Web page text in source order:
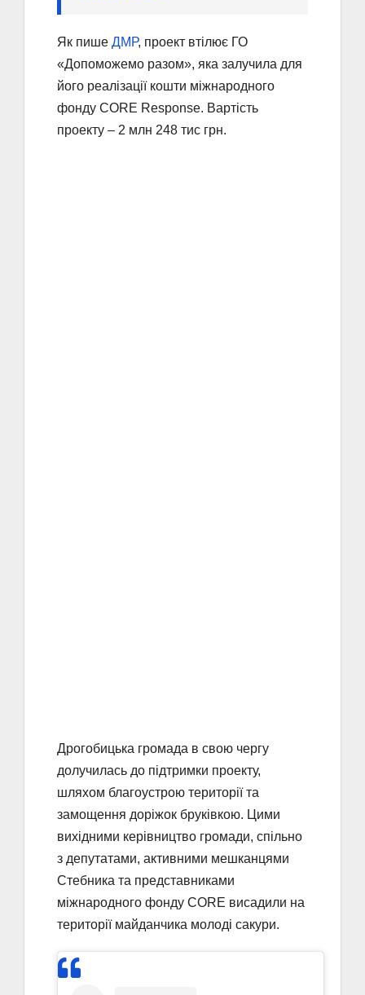
Як пише ДМР, проект втілює ГО
«Допоможемо разом», яка залучила для
його реалізації кошти міжнародного
фонду CORE Response. Вартість
проекту – 2 млн 248 тис грн.
Дрогобицька громада в свою чергу
долучилась до підтримки проекту,
шляхом благоустрою території та
замощення доріжок бруківкою. Цими
вихідними керівництво громади, спільно
з депутатами, активними мешканцями
Стебника та представниками
міжнародного фонду CORE висадили на
території майданчика молоді сакури.